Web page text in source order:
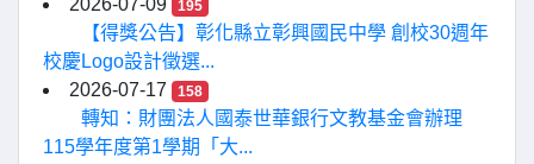
2026-07-09
195
【得獎公告】彰化縣立彰興國民中學 創校30週年
校慶Logo設計徵選...
2026-07-17
158
轉知：財團法人國泰世華銀行文教基金會辦理
115學年度第1學期「大...